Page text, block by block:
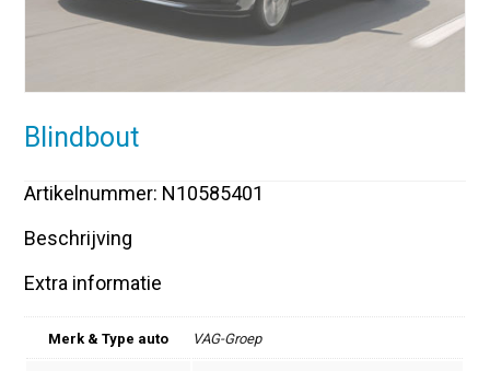
Blindbout
Artikelnummer: N10585401
Beschrijving
Extra informatie
Merk & Type auto VAG-Groep